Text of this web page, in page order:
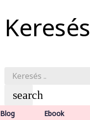
Keresés
search
Blog Ebook